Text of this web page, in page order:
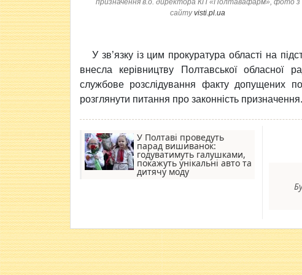
призначення в.о. директора КП «Полтавафарм», фото з
сайтуvisti.pl.ua
У зв’язку із цим прокуратура області на
внесла керівництву Полтавської обласної
службове розслідування факту допущених
розглянути питання про законність призначення.
У Полтаві проведуть
парад вишиванок:
годуватимуть галушками,
покажуть унікальні авто та
дитячу моду